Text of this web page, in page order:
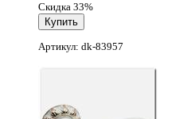
Скидка 33%
Артикул: dk-83957